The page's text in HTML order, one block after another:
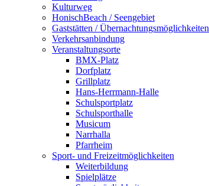
Kulturweg
HonischBeach / Seengebiet
Gaststätten / Übernachtungsmöglichkeiten
Verkehrsanbindung
Veranstaltungsorte
BMX-Platz
Dorfplatz
Grillplatz
Hans-Herrmann-Halle
Schulsportplatz
Schulsporthalle
Musicum
Narrhalla
Pfarrheim
Sport- und Freizeitmöglichkeiten
Weiterbildung
Spielplätze